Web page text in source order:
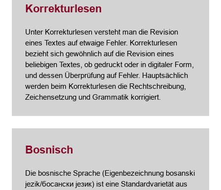
Korrekturlesen
Unter Korrekturlesen versteht man die Revision
eines Textes auf etwaige Fehler. Korrekturlesen
bezieht sich gewöhnlich auf die Revision eines
beliebigen Textes, ob gedruckt oder in digitaler Form,
und dessen Überprüfung auf Fehler. Hauptsächlich
werden beim Korrekturlesen die Rechtschreibung,
Zeichensetzung und Grammatik korrigiert.
Bosnisch
Die bosnische Sprache (Eigenbezeichnung bosanski
jezik/босански језик) ist eine Standardvarietät aus